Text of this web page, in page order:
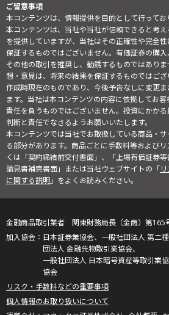
ご留意事項
本コンテンツは、情報提供を目的として行ってお
本コンテンツは、当社や当社が信頼できると考
を提供していますが、当社はその正確性や完全
保証するものではございません。有価証券の購入
その他の取引を推奨し、勧誘するものではあり
想・意見は、将来の結果を保証するものではご
作成時現在のものであり、今後予告なしに変更
ます。当社は本コンテンツの内容に依拠してお
責任を負うものではございません。投資にかか
判断と責任でなさるようお願いいたします。
本コンテンツでは当社でお取扱している商品・
る部分があります。商品ごとに手数料等および
くは「契約締結前交付書面」、「上場有価証券
論見書補完書面」または当社ウェブサイトの「
に関する説明」をよくお読みください。
金融商品取引業者 関東財務局長（金商）第165
日本証券業協会、一般社団法人 第二
団法人 金融先物取引業協会、
一般社団法人 日本暗号資産等取引業
協会
リスク・手数料などの重要事項
個人情報のお取り扱いについて